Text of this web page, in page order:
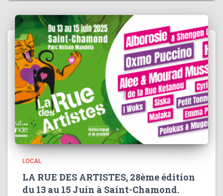
LOCAL
LA RUE DES ARTISTES, 28ème édition
du 13 au 15 Juin à Saint-Chamond.